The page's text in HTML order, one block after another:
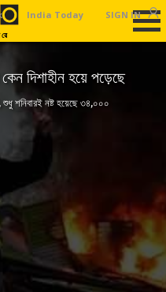
India Today Business
SIGN IN
দিশাহীন হয়ে পড়েছে
শুধু শনিবারই নষ্ট হয়েছে ৩৪,০০০